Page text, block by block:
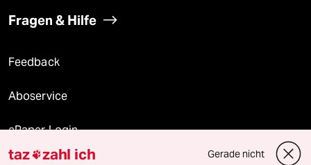
Fragen & Hilfe
Feedback
Aboservice
ePaper Login
taz zahl ich Gerade nicht